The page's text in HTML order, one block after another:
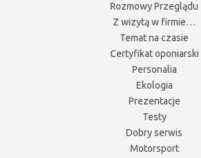
Rozmowy Przeglądu
Z wizytą w firmie…
Temat na czasie
Certyfikat oponiarski
Personalia
Ekologia
Prezentacje
Testy
Dobry serwis
Motorsport